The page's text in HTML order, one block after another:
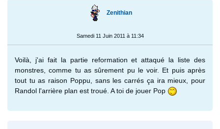
Zenithian
Samedi 11 Juin 2011 à 11:34
Voilà, j'ai fait la partie reformation et attaqué la liste des
monstres, comme tu as sûrement pu le voir. Et puis après
tout tu as raison Poppu, sans les carrés ça ira mieux, pour
Randol l'arrière plan est troué. A toi de jouer Pop